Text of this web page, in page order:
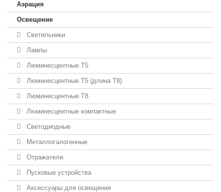
Аэрация
Освещение
Светильники
Лампы
Люминесцентные T5
Люминесцентные T5 (длина T8)
Люминесцентные T8
Люминесцентные компактные
Светодиодные
Металлогалогенные
Отражатели
Пусковые устройства
Аксессуары для освещения